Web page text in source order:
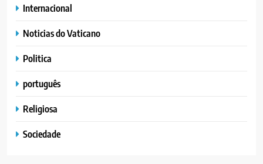
Internacional
Noticias do Vaticano
Politica
português
Religiosa
Sociedade